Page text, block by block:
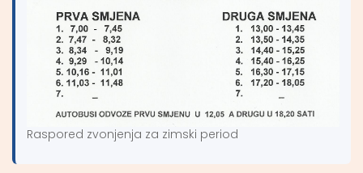
Raspored zvonjenja za zimski period